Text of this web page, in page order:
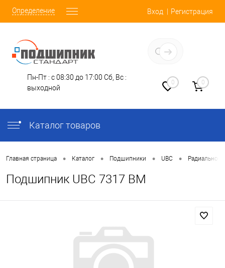
Определение Вход Регистрация
Пн-Пт : с 08:30 до 17:00 Сб, Вс :
выходной
0 0
Каталог товаров
Главная страница • Каталог • Подшипники • UBC • Радиально-
Подшипник UBC 7317 BM